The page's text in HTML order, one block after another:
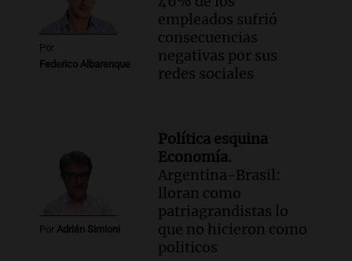
Episodios
Audio.
Asesinan a influencer mexicano
César Gastelum durante transmisión en
vivo en Culiacán, Sinaloa
Detienen al esposo de mujer que
falleció tras supuesta explosión de
celular en Córdoba
Audio.El Vaticano expresa su apoyo a
madres buscadoras en México en medio
Por
Federico Albarenque
empleados sufrió
consecuencias
negativas por sus
redes sociales
Por Adrián Simioni
Política esquina
Economía.
Argentina-Brasil:
lloran como
patriagrandistas lo
que no hicieron como
politicos